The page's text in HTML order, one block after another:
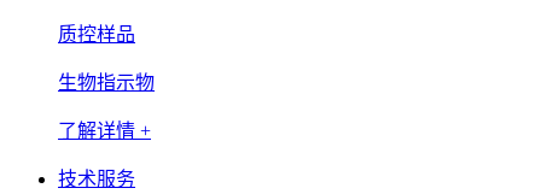
质控样品
生物指示物
了解详情 +
技术服务